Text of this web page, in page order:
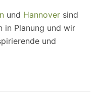
und Hannover sind
in Planung und wir
und